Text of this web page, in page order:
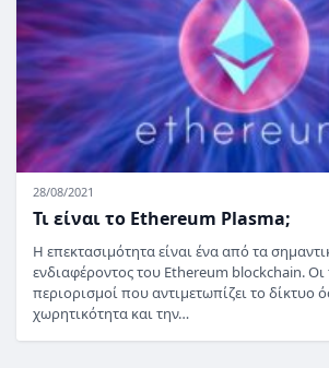
28/08/2021
Τι είναι το Ethereum Plasma;
Η επεκτασιμότητα είναι ένα από τα
ενδιαφέροντος του Ethereum blockchain. Οι
περιορισμοί που αντιμετωπίζει το δίκτυο
χωρητικότητα και την…